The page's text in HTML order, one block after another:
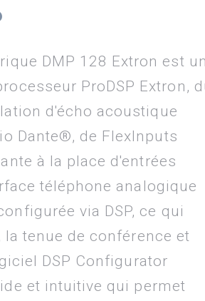
DMP 128 Extron est un
ProDSP Extron,
d'écho acoustique
Dante®, de FlexInputs
à la place d'entrées
téléphone analogique
via DSP, ce qui
tenue de conférence et
DSP Configurator
et intuitive qui permet